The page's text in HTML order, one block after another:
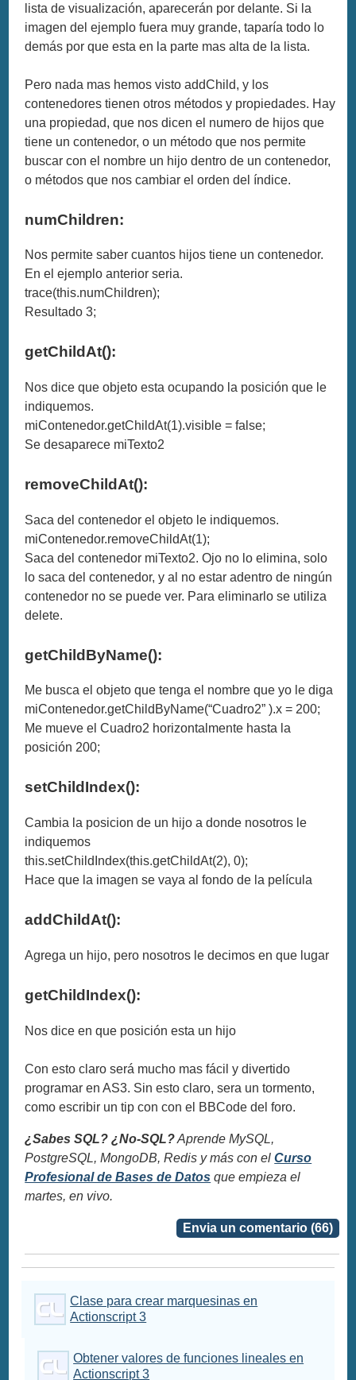
lista de visualización, aparecerán por delante. Si la
imagen del ejemplo fuera muy grande, taparía todo lo
demás por que esta en la parte mas alta de la lista.
Pero nada mas hemos visto addChild, y los
contenedores tienen otros métodos y propiedades. Hay
una propiedad, que nos dicen el numero de hijos que
tiene un contenedor, o un método que nos permite
buscar con el nombre un hijo dentro de un contenedor,
o métodos que nos cambiar el orden del índice.
numChildren:
Nos permite saber cuantos hijos tiene un contenedor.
En el ejemplo anterior seria.
trace(this.numChildren);
Resultado 3;
getChildAt():
Nos dice que objeto esta ocupando la posición que le
indiquemos.
miContenedor.getChildAt(1).visible = false;
Se desaparece miTexto2
removeChildAt():
Saca del contenedor el objeto le indiquemos.
miContenedor.removeChildAt(1);
Saca del contenedor miTexto2. Ojo no lo elimina, solo
lo saca del contenedor, y al no estar adentro de ningún
contenedor no se puede ver. Para eliminarlo se utiliza
delete.
getChildByName():
Me busca el objeto que tenga el nombre que yo le diga
miContenedor.getChildByName(“Cuadro2” ).x = 200;
Me mueve el Cuadro2 horizontalmente hasta la
posición 200;
setChildIndex():
Cambia la posicion de un hijo a donde nosotros le
indiquemos
this.setChildIndex(this.getChildAt(2), 0);
Hace que la imagen se vaya al fondo de la película
addChildAt():
Agrega un hijo, pero nosotros le decimos en que lugar
getChildIndex():
Nos dice en que posición esta un hijo
Con esto claro será mucho mas fácil y divertido
programar en AS3. Sin esto claro, sera un tormento,
como escribir un tip con con el BBCode del foro.
¿Sabes SQL? ¿No-SQL?Aprende MySQL,
PostgreSQL, MongoDB, Redis y más con elCurso
Profesional de Bases de Datos que empieza el
martes, en vivo.
Envia un comentario (66)
Clase para crear marquesinas en
Actionscript 3
Obtener valores de funciones lineales en
Actionscript 3